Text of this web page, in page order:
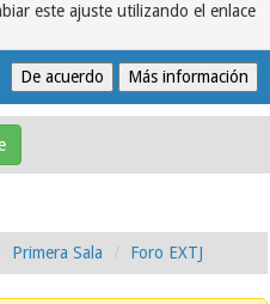
este ajuste utilizando el enlace
Primera Sala Foro EXTJ